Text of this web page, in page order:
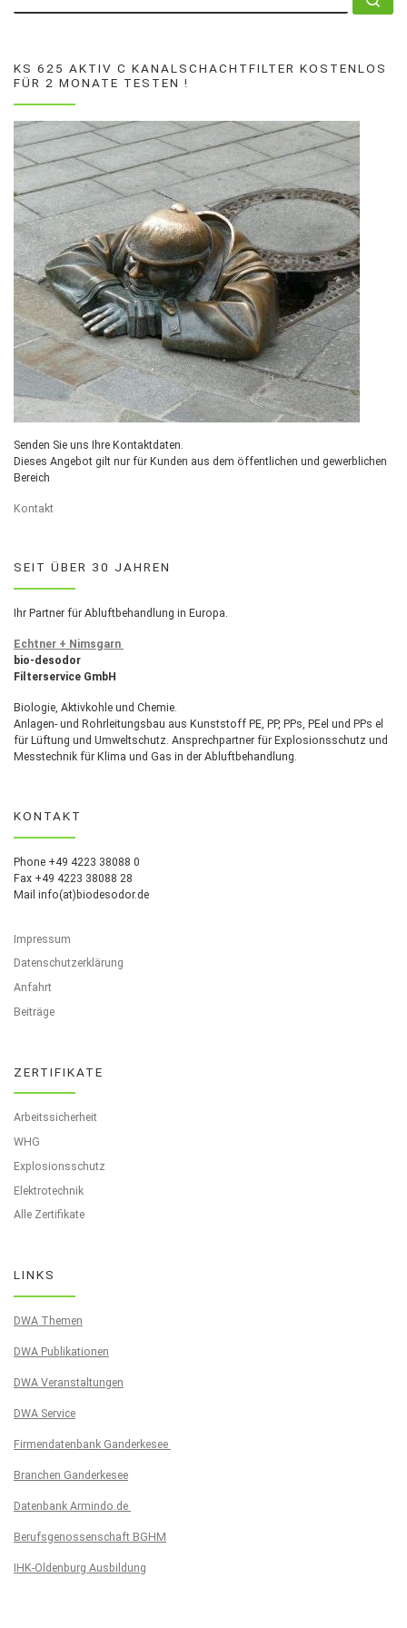
KS 625 AKTIV C KANALSCHACHTFILTER KOSTENLOS
FÜR 2 MONATE TESTEN !
Senden Sie uns Ihre Kontaktdaten.
Dieses Angebot gilt nur für Kunden aus dem öffentlichen und gewerblichen
Bereich
Kontakt
SEIT ÜBER 30 JAHREN
Ihr Partner für Abluftbehandlung in Europa.
Echtner + Nimsgarn
bio-desodor
Filterservice GmbH
Biologie, Aktivkohle und Chemie.
Anlagen- und Rohrleitungsbau aus Kunststoff PE, PP, PPs, PEel und PPs el
für Lüftung und Umweltschutz. Ansprechpartner für Explosionsschutz und
Messtechnik für Klima und Gas in der Abluftbehandlung.
KONTAKT
Phone +49 4223 38088 0
Fax +49 4223 38088 28
Mail info(at)biodesodor.de
Impressum
Datenschutzerklärung
Anfahrt
Beiträge
ZERTIFIKATE
Arbeitssicherheit
WHG
Explosionsschutz
Elektrotechnik
Alle Zertifikate
LINKS
DWA Themen
DWA Publikationen
DWA Veranstaltungen
DWA Service
Firmendatenbank Ganderkesee
Branchen Ganderkesee
Datenbank Armindo.de
Berufsgenossenschaft BGHM
IHK-Oldenburg Ausbildung